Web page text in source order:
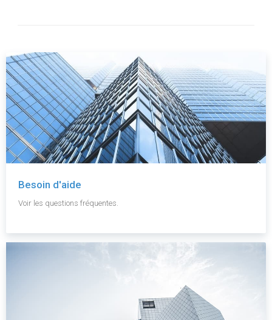
Besoin d'aide
Voir les questions fréquentes.